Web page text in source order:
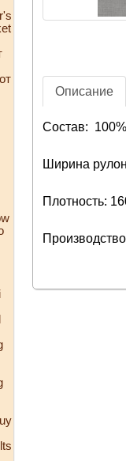
Описание
Состав:
Ширина
Плотность: